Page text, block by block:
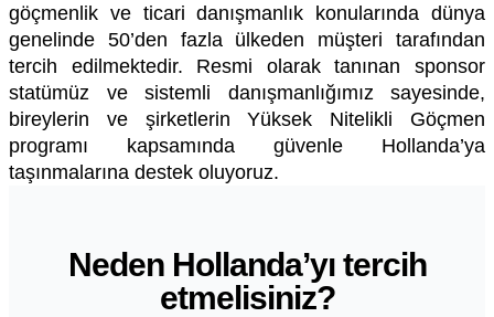
göçmenlik ve ticari danışmanlık konularında dünya
genelinde 50’den fazla ülkeden müşteri tarafından
tercih edilmektedir. Resmi olarak tanınan sponsor
statümüz ve sistemli danışmanlığımız sayesinde,
bireylerin ve şirketlerin Yüksek Nitelikli Göçmen
programı kapsamında güvenle Hollanda’ya
taşınmalarına destek oluyoruz.
Neden Hollanda’yı tercih
etmelisiniz?